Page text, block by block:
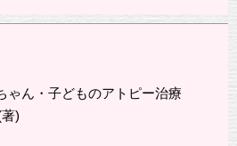
ゃん・子どものアトピー治療
)